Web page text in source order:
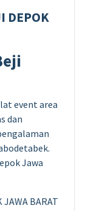
DEPOK
event area
dan
Jawa